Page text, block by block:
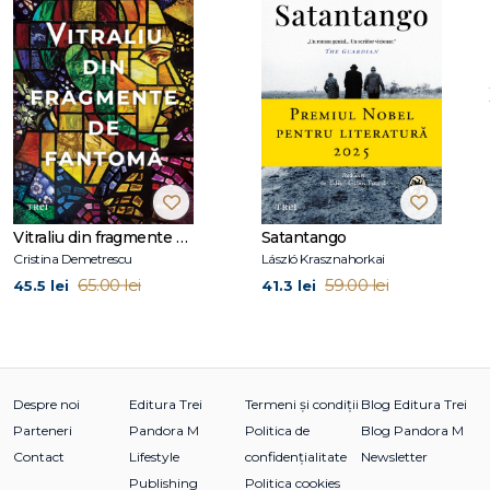
Vitraliu din fragmente de fantomă
Cristina Demetrescu
45.5 lei 65.00 lei
Satantango
László Krasznahorkai
41.3 lei 59.00 lei
Despre noi
Parteneri
Contact
Editura Trei
Pandora M
Lifestyle
Publishing
Termeni și condiții
Politica de
confidențialitate
Politica cookies
Blog Editura Trei
Blog Pandora M
Newsletter